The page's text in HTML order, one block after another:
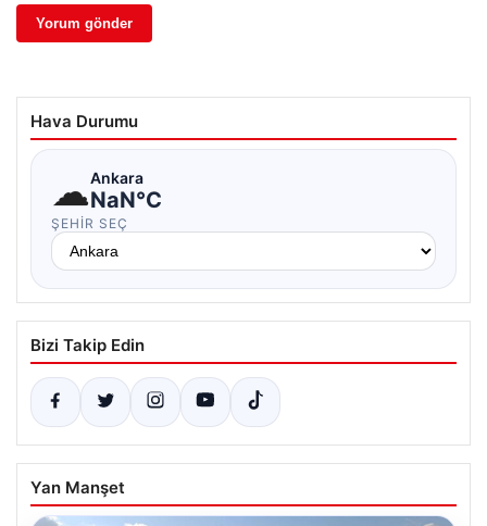
Hava Durumu
☁Ankara
NaN°C
ŞEHIR SEÇ
Bizi Takip Edin
Yan Manşet